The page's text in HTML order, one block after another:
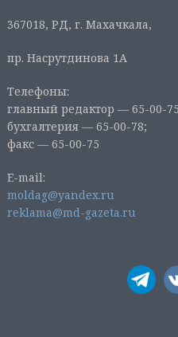
367018, РД, г. Махачкала,
пр. Насрутдинова 1А
Телефоны:
главный редактор — 65-00-
бухгалтерия — 65-00-78;
факс — 65-00-75
E-mail:
moldag@yandex.ru
reklama@md-gazeta.ru